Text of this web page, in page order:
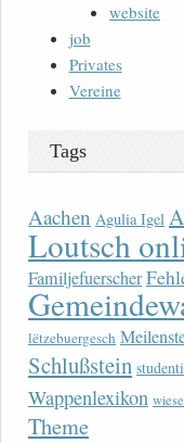
website
job
Privates
Vereine
Tags
Aachen Agulia Igel
Loutsch
Familjefuerscher
lëtzebuergesch
Schlußstein
Wappenlexikon
Theme